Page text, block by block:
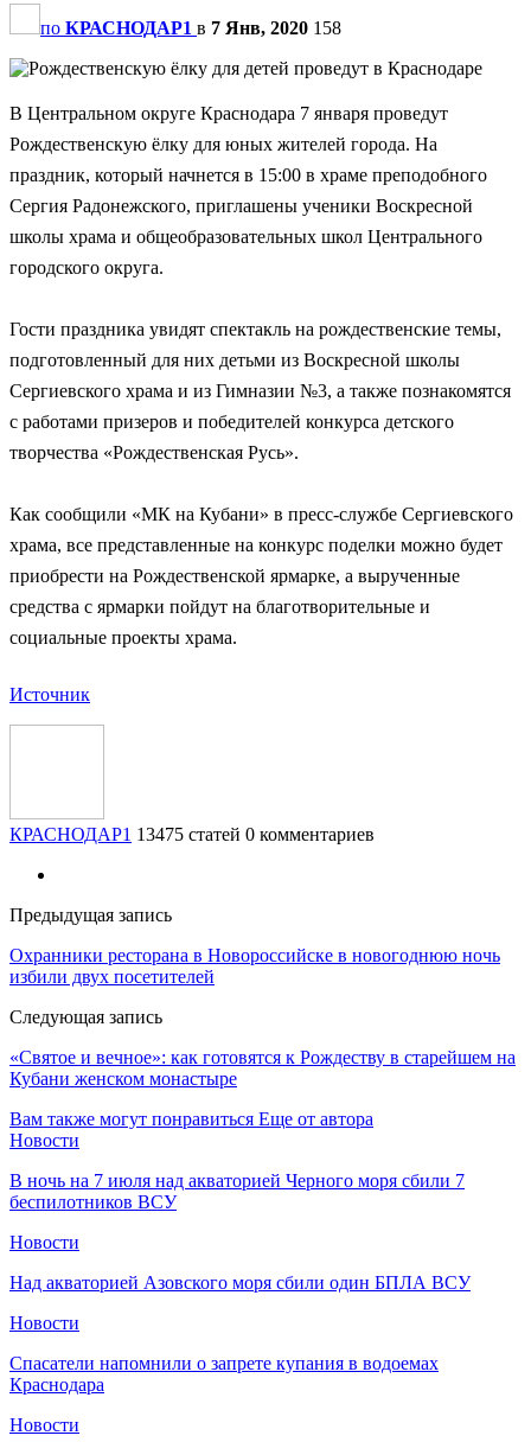
по КРАСНОДАР1 в 7 Янв, 2020 158
В Центральном округе Краснодара 7 января проведут
Рождественскую ёлку для юных жителей города. На
праздник, который начнется в 15:00 в храме преподобного
Сергия Радонежского, приглашены ученики Воскресной
школы храма и общеобразовательных школ Центрального
городского округа.
Гости праздника увидят спектакль на рождественские темы,
подготовленный для них детьми из Воскресной школы
Сергиевского храма и из Гимназии №3, а также познакомятся
с работами призеров и победителей конкурса детского
творчества «Рождественская Русь».
Как сообщили «МК на Кубани» в пресс-службе Сергиевского
храма, все представленные на конкурс поделки можно будет
приобрести на Рождественской ярмарке, а вырученные
средства с ярмарки пойдут на благотворительные и
социальные проекты храма.
Источник
КРАСНОДАР1 13475 статей 0 комментариев
Предыдущая запись
Охранники ресторана в Новороссийске в новогоднюю ночь
избили двух посетителей
Следующая запись
«Святое и вечное»: как готовятся к Рождеству в старейшем на
Кубани женском монастыре
Вам также могут понравиться Еще от автора
Новости
В ночь на 7 июля над акваторией Черного моря сбили 7
беспилотников ВСУ
Новости
Над акваторией Азовского моря сбили один БПЛА ВСУ
Новости
Спасатели напомнили о запрете купания в водоемах
Краснодара
Новости